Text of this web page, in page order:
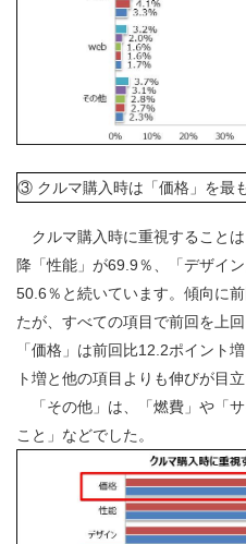
③ クルマ購入時は「価格」を最
クルマ購入時に重視すること
降「性能」が69.9％、「デザイ
50.6％と続いています。傾向に
たが、すべての項目で前回を上
「価格」は前回比12.2ポイント
ト増と他の項目よりも伸びが目立
「その他」は、「燃費」や「
こと」などでした。